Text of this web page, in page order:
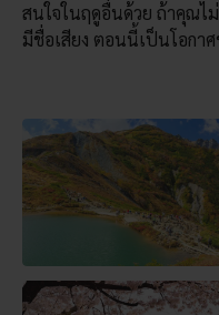
สนใจในฤดูอื่นด้วย ถ้าคุณไ
มีชื่อเสียง ตอนนี้เป็นโอกา